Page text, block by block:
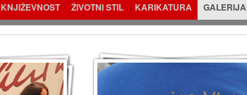
KNJIŽEVNOST ŽIVOTNI STIL KARIKATURA GALERIJA